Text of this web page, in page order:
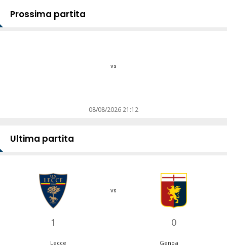
Prossima partita
vs
08/08/2026 21:12
Ultima partita
1
vs
0
Lecce Genoa